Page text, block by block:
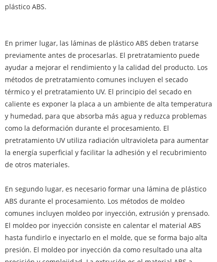
plástico ABS.
En primer lugar, las láminas de plástico ABS deben tratarse
previamente antes de procesarlas. El pretratamiento puede
ayudar a mejorar el rendimiento y la calidad del producto. Los
métodos de pretratamiento comunes incluyen el secado
térmico y el pretratamiento UV. El principio del secado en
caliente es exponer la placa a un ambiente de alta temperatura
y humedad, para que absorba más agua y reduzca problemas
como la deformación durante el procesamiento. El
pretratamiento UV utiliza radiación ultravioleta para aumentar
la energía superficial y facilitar la adhesión y el recubrimiento
de otros materiales.
En segundo lugar, es necesario formar una lámina de plástico
ABS durante el procesamiento. Los métodos de moldeo
comunes incluyen moldeo por inyección, extrusión y prensado.
El moldeo por inyección consiste en calentar el material ABS
hasta fundirlo e inyectarlo en el molde, que se forma bajo alta
presión. El moldeo por inyección da como resultado una alta